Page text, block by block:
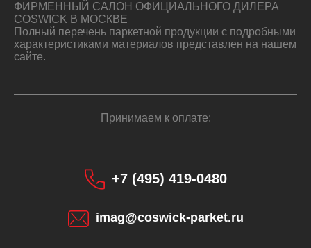
ФИРМЕННЫЙ САЛОН ОФИЦИАЛЬНОГО ДИЛЕРА
COSWICK В МОСКВЕ
Полный перечень паркетной продукции с подробными
характеристиками материалов представлен на нашем
сайте.
Принимаем к оплате:
+7 (495) 419-0480
imag@coswick-parket.ru